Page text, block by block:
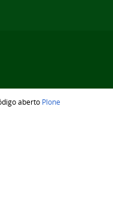
aberto Plone